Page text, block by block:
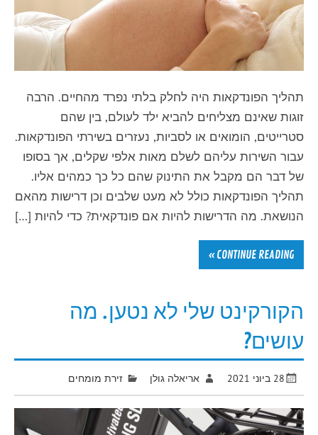
תהליך הפונדקאות היה לחלק בלתי נפרד מהחיים. הרבה
זוגות שאינם מצליחים להביא ילד לעולם, בין שהם
סטרייטים, הומואים או לסביות, נעזרים בשירתי הפונדקאות.
עבור השירות עליהם לשלם מאות אלפי שקלים, אך בסופו
של דבר הם מקבל את התינוק שהם כל כך כמהים אליו.
תהליך הפונדקאות כולל לא מעט שלבים וכן דרישות מהאם
הנושאת. מה הדרישות להיות אם פונדקאית? כדי להיות […]
CONTINUE READING »
הקורקינט שלי לא נטען. מה
עושים?
28 ביוני 2021 אריאלה גולן זירת מומחים